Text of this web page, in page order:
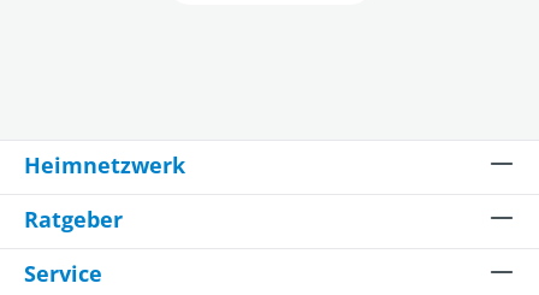
Heimnetzwerk
Ratgeber
Service